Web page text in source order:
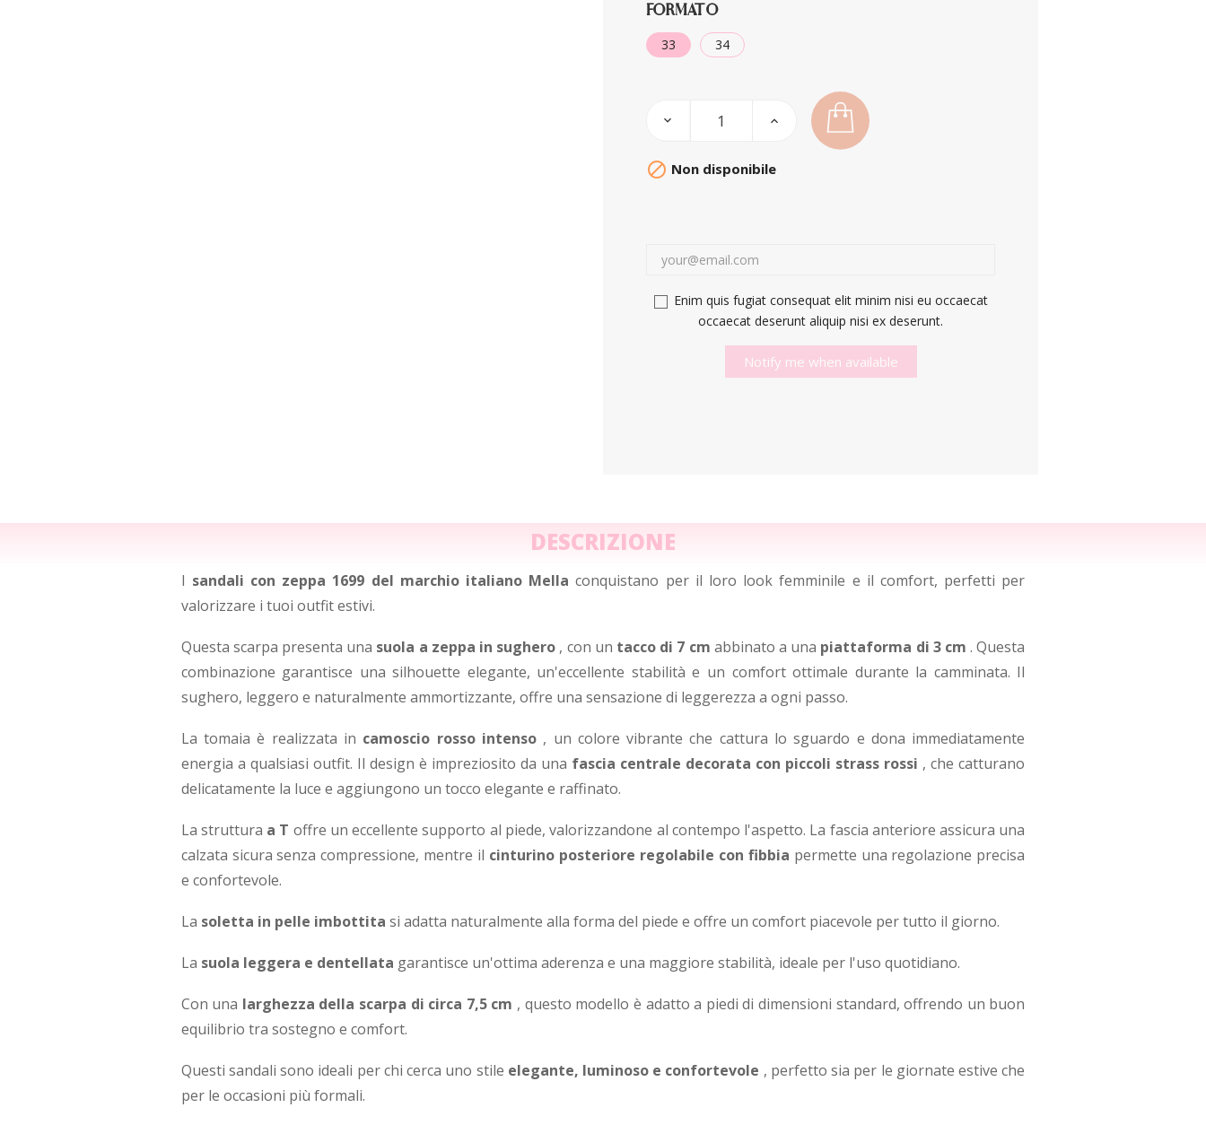
FORMATO
33 34
 Non disponibile
Enim quis fugiat consequat elit minim nisi eu occaecat
occaecat deserunt aliquip nisi ex deserunt.
Notify me when available
DESCRIZIONE
I sandali con zeppa 1699 del marchio italiano Mella conquistano per il loro look femminile e il comfort, perfetti per
valorizzare i tuoi outfit estivi.
Questa scarpa presenta una suola a zeppa in sughero , con un tacco di 7 cm abbinato a una piattaforma di 3 cm . Questa
combinazione garantisce una silhouette elegante, un'eccellente stabilità e un comfort ottimale durante la camminata. Il
sughero, leggero e naturalmente ammortizzante, offre una sensazione di leggerezza a ogni passo.
La tomaia è realizzata in camoscio rosso intenso, un colore vibrante che cattura lo sguardo e dona immediatamente
energia a qualsiasi outfit. Il design è impreziosito da una fascia centrale decorata con piccoli strass rossi , che catturano
delicatamente la luce e aggiungono un tocco elegante e raffinato.
La struttura a T offre un eccellente supporto al piede, valorizzandone al contempo l'aspetto. La fascia anteriore assicura una
calzata sicura senza compressione, mentre il cinturino posteriore regolabile con fibbia permette una regolazione precisa
e confortevole.
La soletta in pelle imbottita si adatta naturalmente alla forma del piede e offre un comfort piacevole per tutto il giorno.
La suola leggera e dentellata garantisce un'ottima aderenza e una maggiore stabilità, ideale per l'uso quotidiano.
Con una larghezza della scarpa di circa 7,5 cm , questo modello è adatto a piedi di dimensioni standard, offrendo un buon
equilibrio tra sostegno e comfort.
Questi sandali sono ideali per chi cerca uno stile elegante, luminoso e confortevole , perfetto sia per le giornate estive che
per le occasioni più formali.